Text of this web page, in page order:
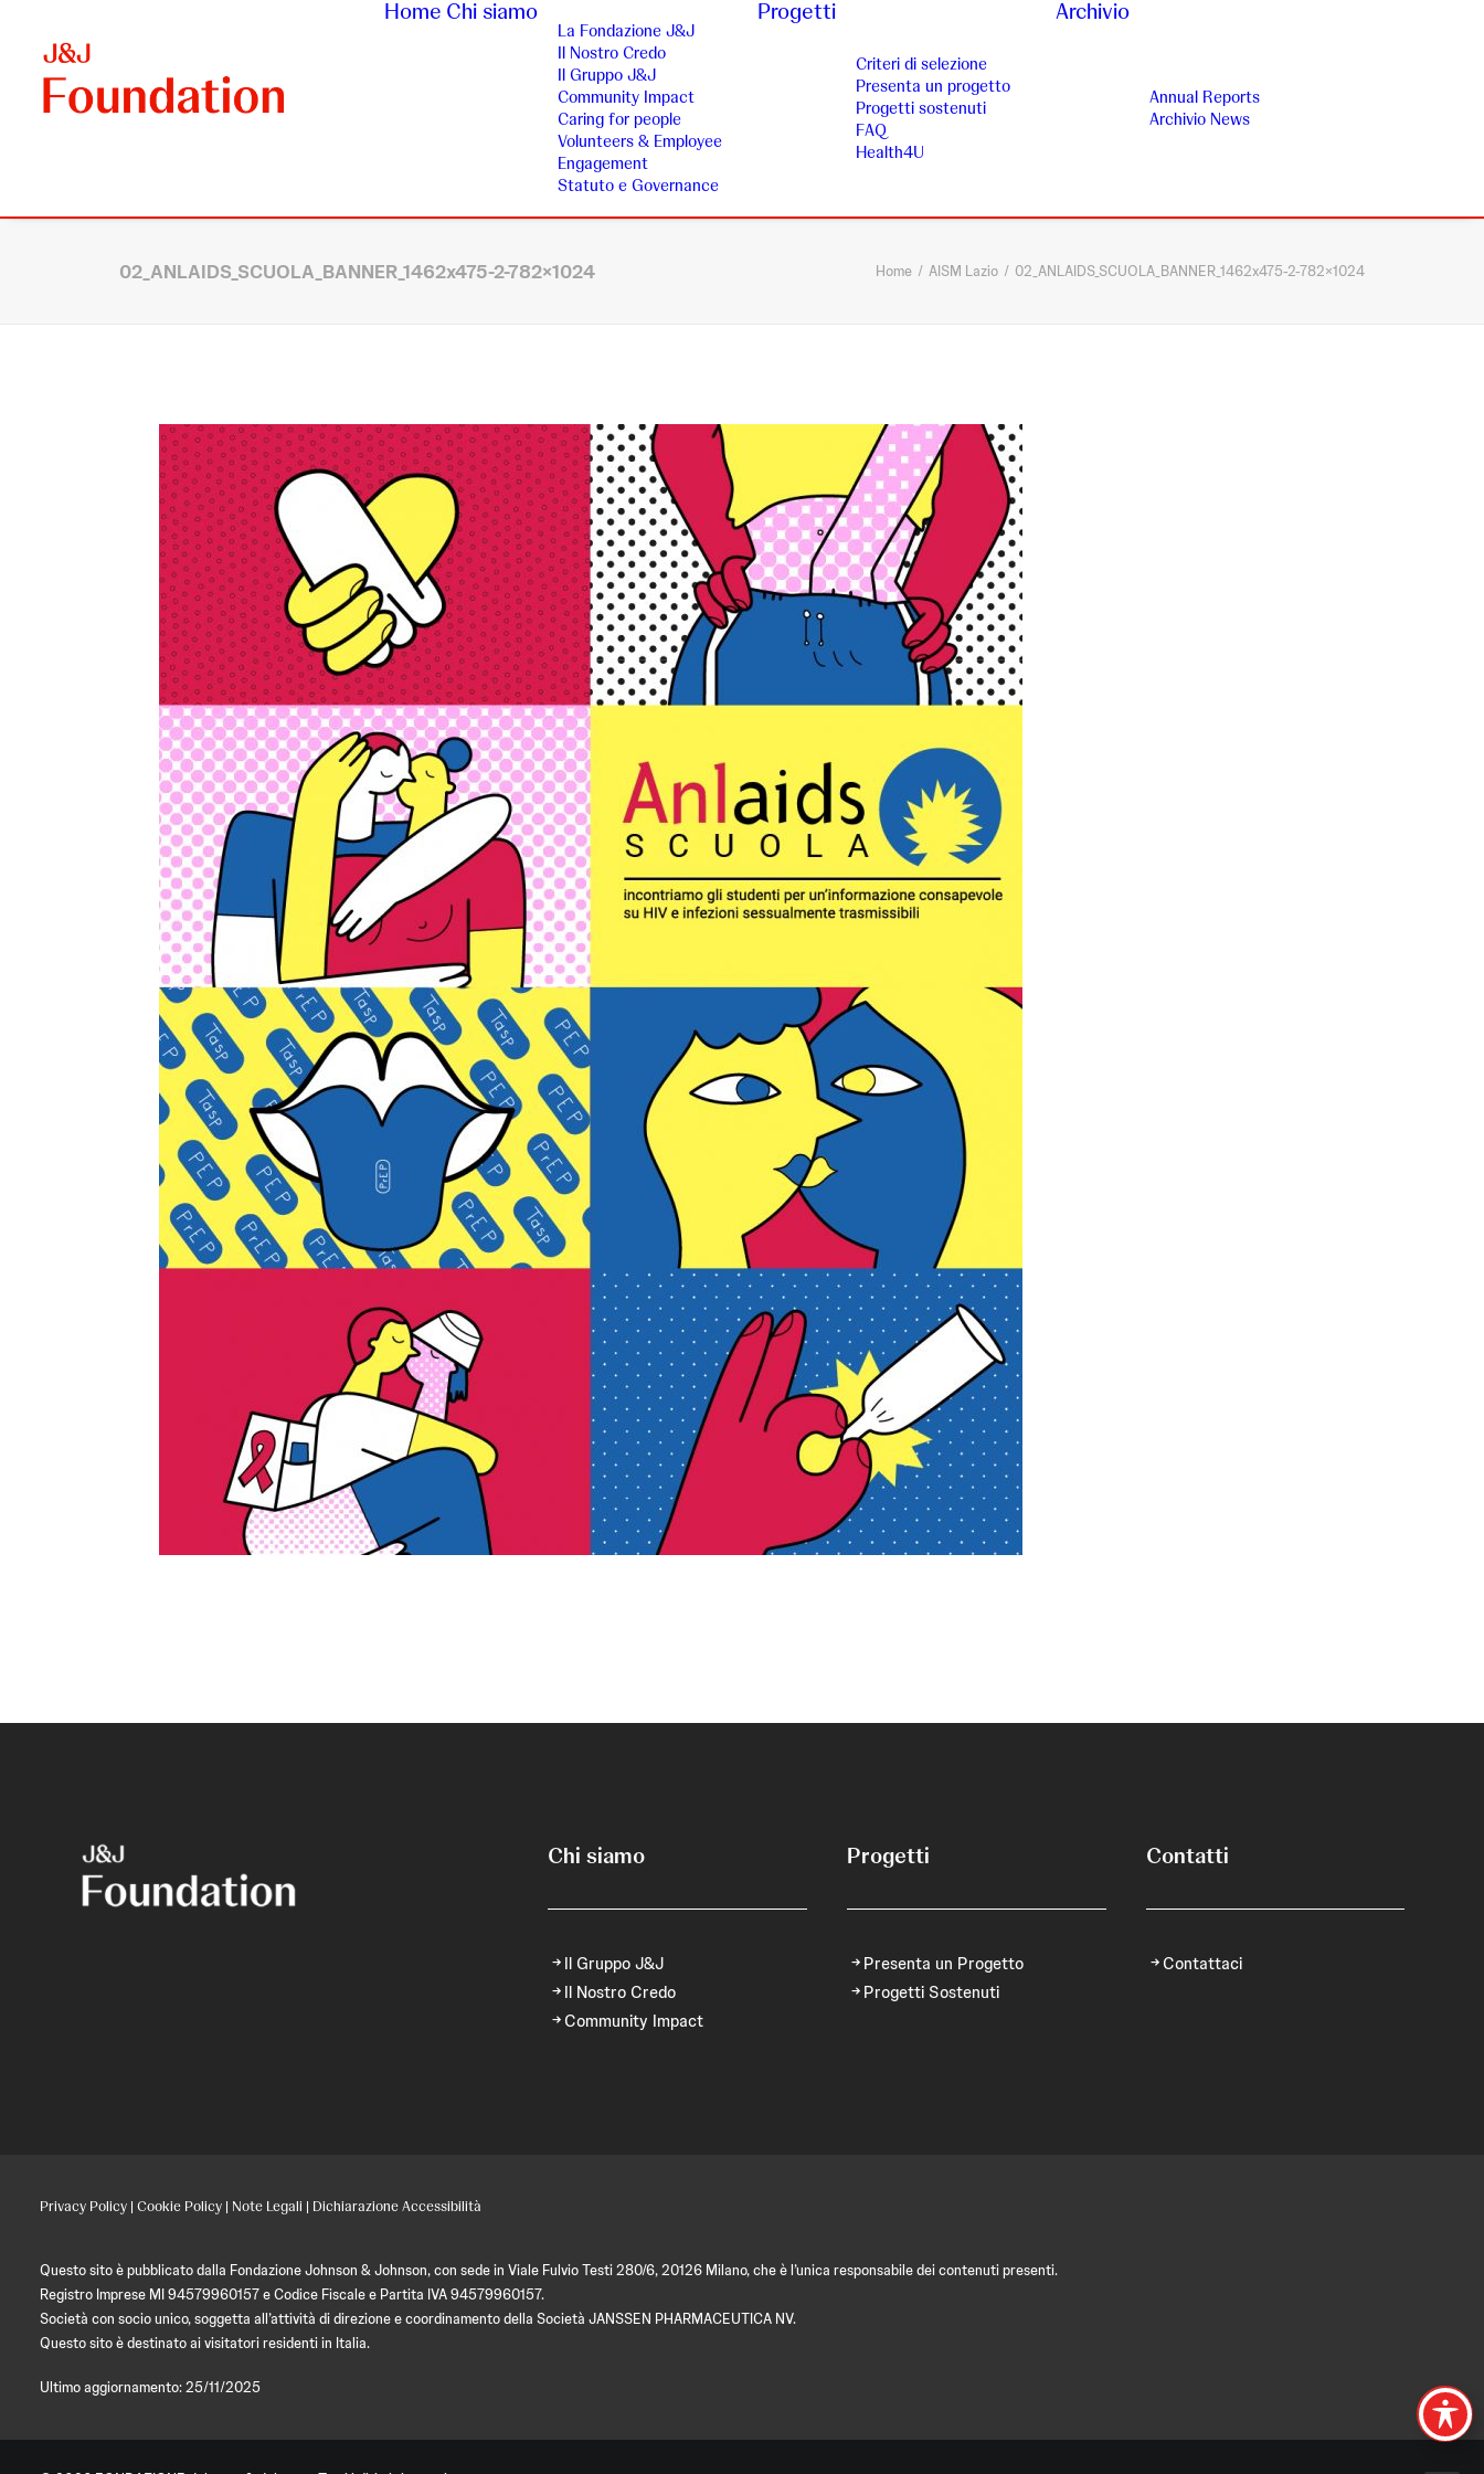
Home Chi siamo
La Fondazione J&J
Il Nostro Credo
Il Gruppo J&J
Community Impact
Caring for people
Volunteers & Employee
Engagement
Statuto e Governance
Progetti
Criteri di selezione
Presenta un progetto
Progetti sostenuti
FAQ
Health4U
Archivio
Annual Reports
Archivio News
02_ANLAIDS_SCUOLA_BANNER_1462x475-2-782×1024 Home AISM Lazio 02_ANLAIDS_SCUOLA_BANNER_1462x475-2-782×1024
Chi siamo
Il Gruppo J&J
Il Nostro Credo
Community Impact
Progetti
Presenta un Progetto
Progetti Sostenuti
Contatti
Contattaci
Privacy Policy | Cookie Policy | Note Legali | Dichiarazione Accessibilità
Questo sito è pubblicato dalla Fondazione Johnson & Johnson, con sede in Viale Fulvio Testi 280/6, 20126 Milano, che è l’unica responsabile dei contenuti presenti.
Registro Imprese MI 94579960157 e Codice Fiscale e Partita IVA 94579960157.
Società con socio unico, soggetta all’attività di direzione e coordinamento della Società JANSSEN PHARMACEUTICA NV.
Questo sito è destinato ai visitatori residenti in Italia.
Ultimo aggiornamento: 25/11/2025